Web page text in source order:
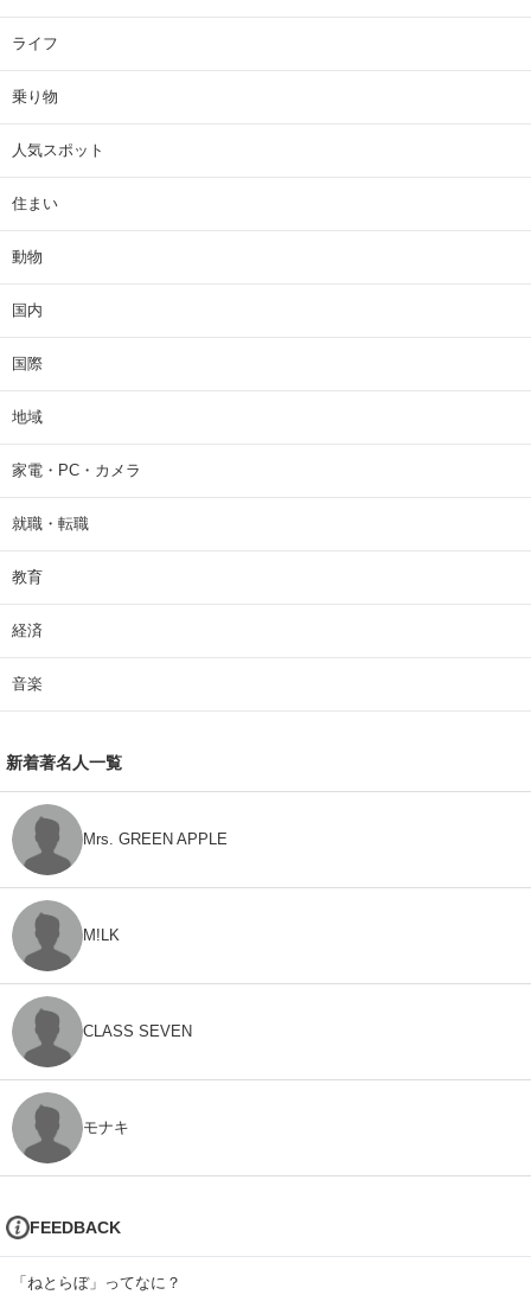
ライフ
乗り物
人気スポット
住まい
動物
国内
国際
地域
家電・PC・カメラ
就職・転職
教育
経済
音楽
新着著名人一覧
Mrs. GREEN APPLE
M!LK
CLASS SEVEN
モナキ
FEEDBACK
「ねとらぼ」ってなに？